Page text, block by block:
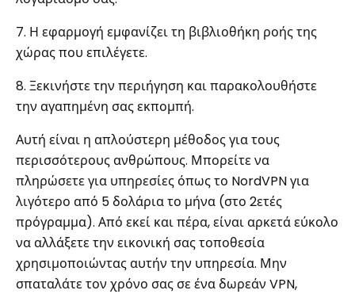
7. Η εφαρμογή εμφανίζει τη βιβλιοθήκη ροής της
χώρας που επιλέγετε.
8. Ξεκινήστε την περιήγηση και παρακολουθήστε
την αγαπημένη σας εκπομπή.
Αυτή είναι η απλούστερη μέθοδος για τους
περισσότερους ανθρώπους. Μπορείτε να
πληρώσετε για υπηρεσίες όπως το NordVPN για
λιγότερο από 5 δολάρια το μήνα (στο 2ετές
πρόγραμμα). Από εκεί και πέρα, είναι αρκετά εύκολο
να αλλάξετε την εικονική σας τοποθεσία
χρησιμοποιώντας αυτήν την υπηρεσία. Μην
σπαταλάτε τον χρόνο σας σε ένα δωρεάν VPN,